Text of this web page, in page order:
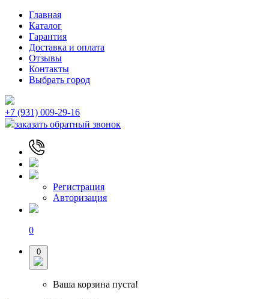
Главная
Каталог
Гарантия
Доставка и оплата
Отзывы
Контакты
Выбрать город
+7 (931) 009-29-16
заказать обратный звонок
Регистрация
Авторизация
0
0
Ваша корзина пуста!